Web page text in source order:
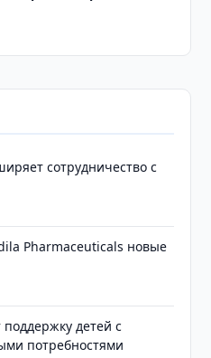
сотрудничество с
Pharmaceuticals новые
детей с
потребностями